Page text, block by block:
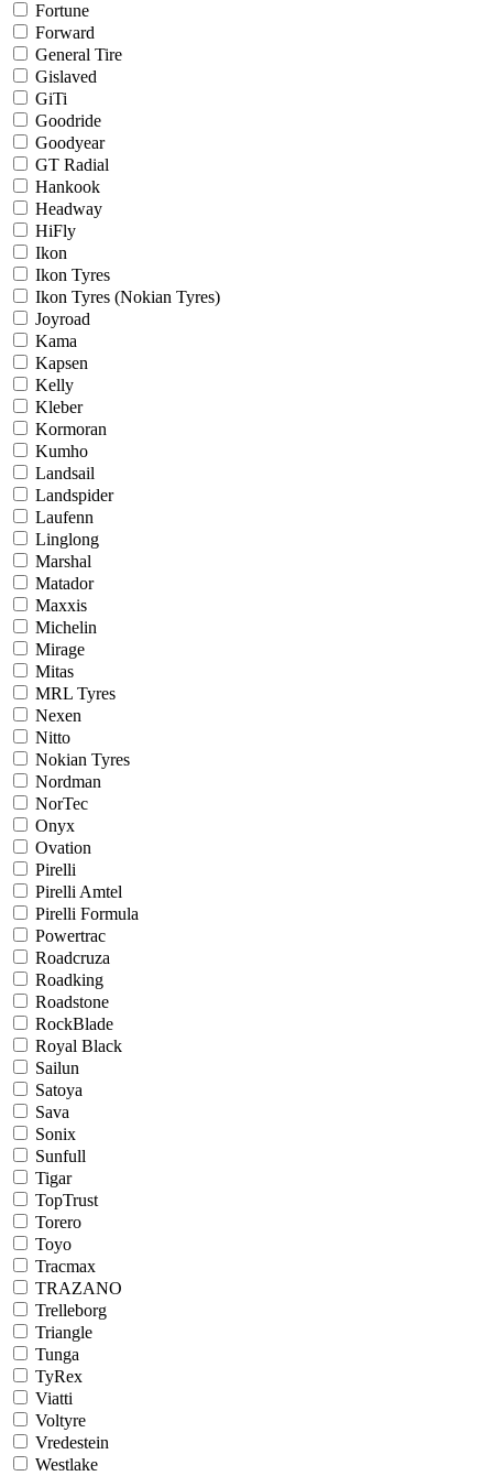
Fortune
Forward
General Tire
Gislaved
GiTi
Goodride
Goodyear
GT Radial
Hankook
Headway
HiFly
Ikon
Ikon Tyres
Ikon Tyres (Nokian Tyres)
Joyroad
Kama
Kapsen
Kelly
Kleber
Kormoran
Kumho
Landsail
Landspider
Laufenn
Linglong
Marshal
Matador
Maxxis
Michelin
Mirage
Mitas
MRL Tyres
Nexen
Nitto
Nokian Tyres
Nordman
NorTec
Onyx
Ovation
Pirelli
Pirelli Amtel
Pirelli Formula
Powertrac
Roadcruza
Roadking
Roadstone
RockBlade
Royal Black
Sailun
Satoya
Sava
Sonix
Sunfull
Tigar
TopTrust
Torero
Toyo
Tracmax
TRAZANO
Trelleborg
Triangle
Tunga
TyRex
Viatti
Voltyre
Vredestein
Westlake